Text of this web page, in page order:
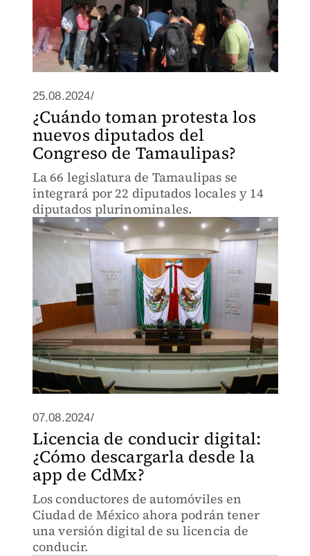
25.08.2024/
¿Cuándo toman protesta los
nuevos diputados del
Congreso de Tamaulipas?
La 66 legislatura de Tamaulipas se
integrará por 22 diputados locales y 14
diputados plurinominales.
07.08.2024/
Licencia de conducir digital:
¿Cómo descargarla desde la
app de CdMx?
Los conductores de automóviles en
Ciudad de México ahora podrán tener
una versión digital de su licencia de
conducir.